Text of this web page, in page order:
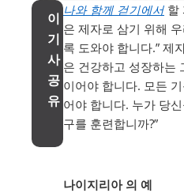
이
기
사
공
유
나와 함께 걷기에서 할
은 제자로 삼기 위해
록 도와야 합니다.” 제
은 건강하고 성장하는
이어야 합니다. 모든
어야 합니다. 누가 당
구를 훈련합니까?”
나이지리아 의 예